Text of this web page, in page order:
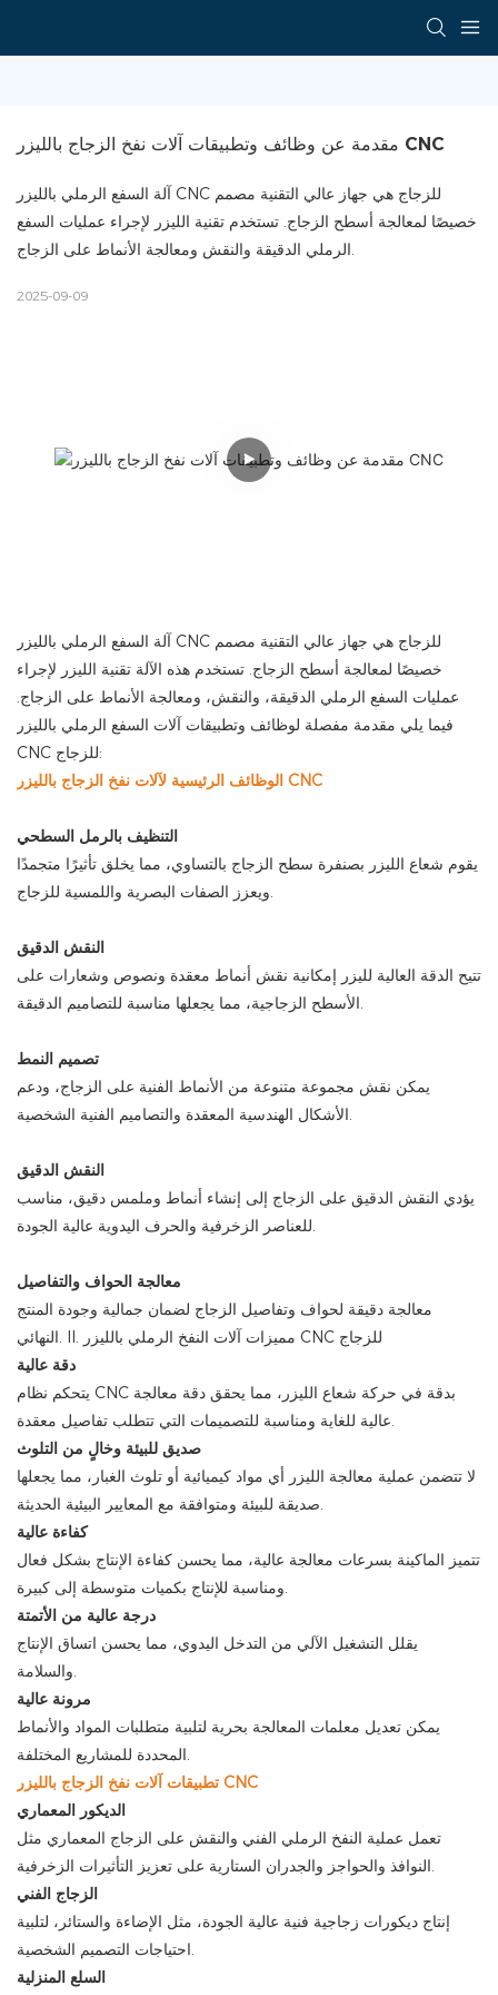
مقدمة عن وظائف وتطبيقات آلات نفخ الزجاج بالليزر CNC
آلة السفع الرملي بالليزر CNC للزجاج هي جهاز عالي التقنية مصمم
خصيصًا لمعالجة أسطح الزجاج. تستخدم تقنية الليزر لإجراء عمليات السفع
الرملي الدقيقة والنقش ومعالجة الأنماط على الزجاج.
2025-09-09
آلة السفع الرملي بالليزر CNC للزجاج هي جهاز عالي التقنية مصمم
خصيصًا لمعالجة أسطح الزجاج. تستخدم هذه الآلة تقنية الليزر لإجراء
عمليات السفع الرملي الدقيقة، والنقش، ومعالجة الأنماط على الزجاج.
فيما يلي مقدمة مفصلة لوظائف وتطبيقات آلات السفع الرملي بالليزر
CNC للزجاج:
الوظائف الرئيسية لآلات نفخ الزجاج بالليزر CNC
التنظيف بالرمل السطحي
يقوم شعاع الليزر بصنفرة سطح الزجاج بالتساوي، مما يخلق تأثيرًا متجمدًا
ويعزز الصفات البصرية واللمسية للزجاج.
النقش الدقيق
تتيح الدقة العالية لليزر إمكانية نقش أنماط معقدة ونصوص وشعارات على
الأسطح الزجاجية، مما يجعلها مناسبة للتصاميم الدقيقة.
تصميم النمط
يمكن نقش مجموعة متنوعة من الأنماط الفنية على الزجاج، ودعم
الأشكال الهندسية المعقدة والتصاميم الفنية الشخصية.
النقش الدقيق
يؤدي النقش الدقيق على الزجاج إلى إنشاء أنماط وملمس دقيق، مناسب
للعناصر الزخرفية والحرف اليدوية عالية الجودة.
معالجة الحواف والتفاصيل
معالجة دقيقة لحواف وتفاصيل الزجاج لضمان جمالية وجودة المنتج
النهائي. II. مميزات آلات النفخ الرملي بالليزر CNC للزجاج
دقة عالية
يتحكم نظام CNC بدقة في حركة شعاع الليزر، مما يحقق دقة معالجة
عالية للغاية ومناسبة للتصميمات التي تتطلب تفاصيل معقدة.
صديق للبيئة وخالٍ من التلوث
لا تتضمن عملية معالجة الليزر أي مواد كيميائية أو تلوث الغبار، مما يجعلها
صديقة للبيئة ومتوافقة مع المعايير البيئية الحديثة.
كفاءة عالية
تتميز الماكينة بسرعات معالجة عالية، مما يحسن كفاءة الإنتاج بشكل فعال
ومناسبة للإنتاج بكميات متوسطة إلى كبيرة.
درجة عالية من الأتمتة
يقلل التشغيل الآلي من التدخل اليدوي، مما يحسن اتساق الإنتاج
والسلامة.
مرونة عالية
يمكن تعديل معلمات المعالجة بحرية لتلبية متطلبات المواد والأنماط
المحددة للمشاريع المختلفة.
تطبيقات آلات نفخ الزجاج بالليزر CNC
الديكور المعماري
تعمل عملية النفخ الرملي الفني والنقش على الزجاج المعماري مثل
النوافذ والحواجز والجدران الستارية على تعزيز التأثيرات الزخرفية.
الزجاج الفني
إنتاج ديكورات زجاجية فنية عالية الجودة، مثل الإضاءة والستائر، لتلبية
احتياجات التصميم الشخصية.
السلع المنزلية